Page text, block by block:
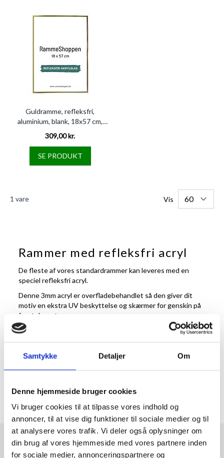
Samtykke Detaljer Om
Denne hjemmeside bruger cookies
Vi bruger cookies til at tilpasse vores indhold og
annoncer, til at vise dig funktioner til sociale medier og til
at analysere vores trafik. Vi deler også oplysninger om
din brug af vores hjemmeside med vores partnere inden
for sociale medier, annonceringspartnere og
Guldramme, refleksfri,
aluminium, blank, 18x57 cm,
Type 9012
309,00 kr.
SE PRODUKT
1 vare Vis
Rammer med refleksfri acryl
De fleste af vores standardrammer kan leveres med en
speciel refleksfri acryl.
Denne 3mm acryl er overfladebehandlet så den giver dit
motiv en ekstra UV beskyttelse og skærmer for genskin på
frontglasset.
Refleksfri acryl udemærker sig ved at kunne fremvise
motiver i dine rammer uden at skulle bekymre sig om
Find en videoguide omkring refleksfriakryl
RAMMESHOPPEN.DK